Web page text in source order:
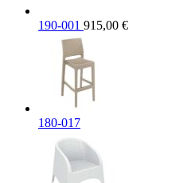
190-001 915,00 €
180-017